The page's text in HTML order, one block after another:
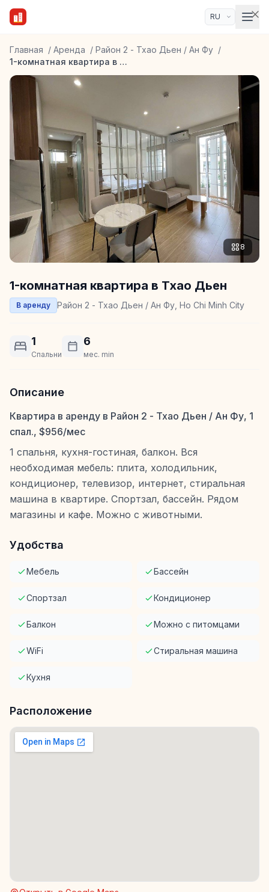
Главная / Аренда / Район 2 - Тхао Дьен / Ан Фу /
1-комнатная квартира в Тхао Дьен
8
1-комнатная квартира в Тхао Дьен
В аренду Район 2 - Тхао Дьен / Ан Фу, Ho Chi Minh City
1
Спальни
6
мес. min
Описание
Квартира в аренду в Район 2 - Тхао Дьен / Ан Фу, 1
спал., $956/мес
1 спальня, кухня-гостиная, балкон. Вся
необходимая мебель: плита, холодильник,
кондиционер, телевизор, интернет, стиральная
машина в квартире. Спортзал, бассейн. Рядом
магазины и кафе. Можно с животными.
Удобства
Мебель Бассейн
Спортзал Кондиционер
Балкон Можно с питомцами
WiFi Стиральная машина
Кухня
Расположение